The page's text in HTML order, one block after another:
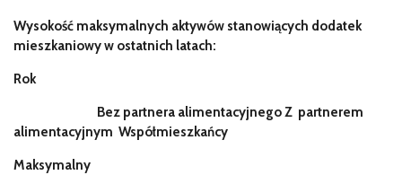
Wysokość maksymalnych aktywów stanowiących dodatek
mieszkaniowy w ostatnich latach:
Rok
Bez partnera alimentacyjnego Z partnerem
alimentacyjnym Współmieszkańcy
Maksymalny